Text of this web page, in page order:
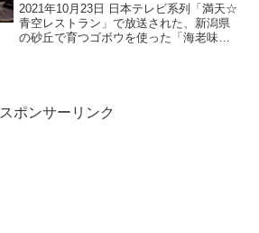
2021年10月23日 日本テレビ系列「満天☆
青空レストラン」で放送された、新潟県
の砂丘で育つゴボウを使った「海老味噌
スポンサーリンク